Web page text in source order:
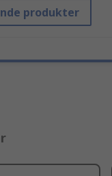
produkter